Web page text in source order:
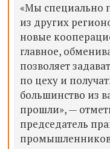
«Мы специально
из других
новые
главное,
позволяет
по цеху и
большинство из
прошли», —
председатель